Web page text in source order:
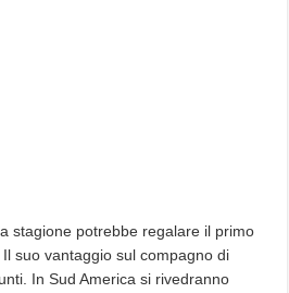
stagione potrebbe regalare il primo
suo vantaggio sul compagno di
In Sud America si rivedranno